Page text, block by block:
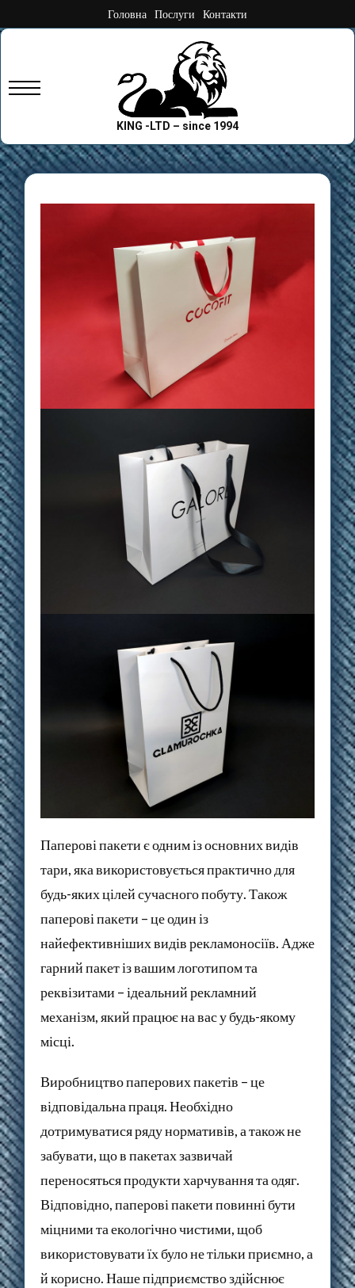
to
Головна Послуги Контакти
KING -LTD – since 1994
Primary
Паперові пакети є одним із основних видів
тари, яка використовується практично для
будь-яких цілей сучасного побуту. Також
паперові пакети – це один із
найефективніших видів рекламоносіїв. Адже
гарний пакет із вашим логотипом та
реквізитами – ідеальний рекламний
механізм, який працює на вас у будь-якому
місці.
Виробництво паперових пакетів – це
відповідальна праця. Необхідно
дотримуватися ряду нормативів, а також не
забувати, що в пакетах зазвичай
переносяться продукти харчування та одяг.
Відповідно, паперові пакети повинні бути
міцними та екологічно чистими, щоб
використовувати їх було не тільки приємно, а
й корисно. Наше підприємство здійснює